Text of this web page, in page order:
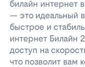
билайн интернет
— это идеальный
быстрое и
интернет Билайн
доступ на
что позволит вам